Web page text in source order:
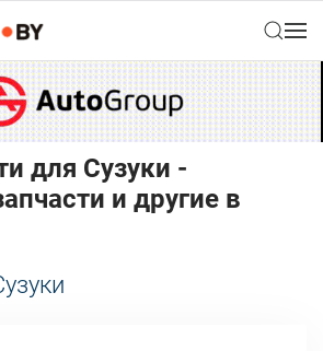
для Сузуки -
и другие в